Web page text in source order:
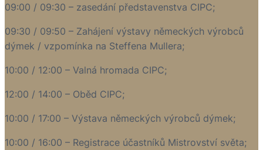
09:00 / 09:30 – zasedání představenstva CIPC;
09:30 / 09:50 – Zahájení výstavy německých výrobců
dýmek / vzpomínka na Steffena Mullera;
10:00 / 12:00 – Valná hromada CIPC;
12:00 / 14:00 – Oběd CIPC;
10:00 / 17:00 – Výstava německých výrobců dýmek;
10:00 / 16:00 – Registrace účastníků Mistrovství světa;